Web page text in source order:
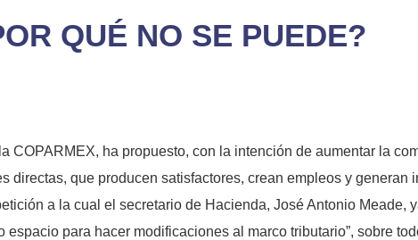
QUÉ NO SE PUEDE?
COPARMEX, ha propuesto, con la intención de aumentar la
directas, que producen satisfactores, crean empleos y generan
a la cual el secretario de Hacienda, José Antonio Meade,
para hacer modificaciones al marco tributario”, sobre